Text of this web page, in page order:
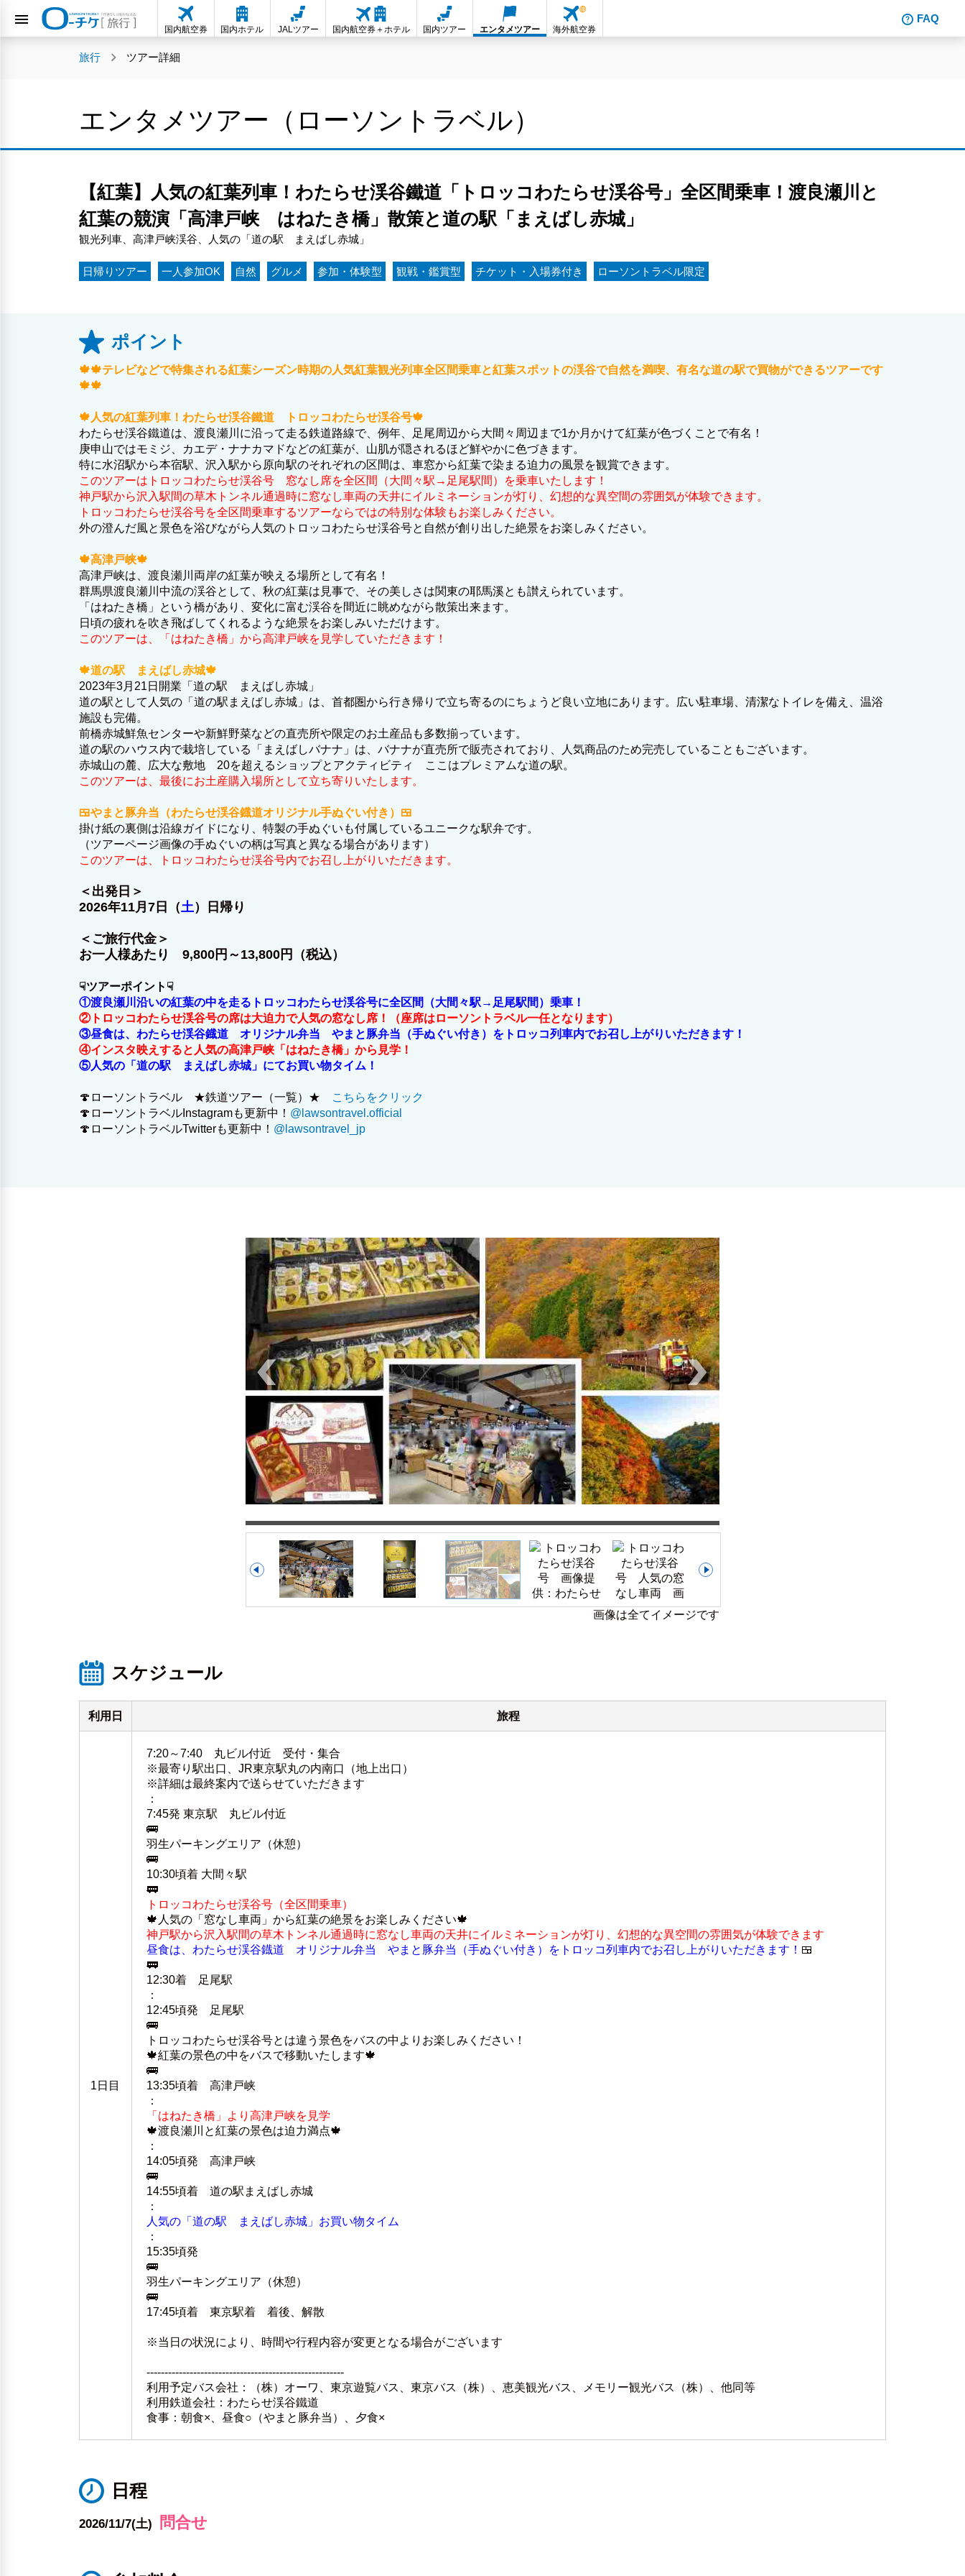
FAQ
国内航空券 国内ホテル JALツアー 国内航空券＋ホテル 国内ツアー エンタメツアー 海外航空券
旅行 ツアー詳細
エンタメツアー（ローソントラベル）
【紅葉】人気の紅葉列車！わたらせ渓谷鐵道「トロッコわたらせ渓谷号」全区間乗車！渡良瀬川と
紅葉の競演「高津戸峡 はねたき橋」散策と道の駅「まえばし赤城」
観光列車、高津戸峡渓谷、人気の「道の駅 まえばし赤城」
日帰りツアー 一人参加OK 自然 グルメ 参加・体験型 観戦・鑑賞型 チケット・入場券付き ローソントラベル限定
ポイント
🍁🍁テレビなどで特集される紅葉シーズン時期の人気紅葉観光列車全区間乗車と紅葉スポットの渓谷で自然を満喫、有名な道の駅で買物ができるツアーです
🍁🍁
🍁人気の紅葉列車！わたらせ渓谷鐵道 トロッコわたらせ渓谷号🍁
わたらせ渓谷鐵道は、渡良瀬川に沿って走る鉄道路線で、例年、足尾周辺から大間々周辺まで1か月かけて紅葉が色づくことで有名！
庚申山ではモミジ、カエデ・ナナカマドなどの紅葉が、山肌が隠されるほど鮮やかに色づきます。
特に水沼駅から本宿駅、沢入駅から原向駅のそれぞれの区間は、車窓から紅葉で染まる迫力の風景を観賞できます。
このツアーはトロッコわたらせ渓谷号 窓なし席を全区間（大間々駅→足尾駅間）を乗車いたします！
神戸駅から沢入駅間の草木トンネル通過時に窓なし車両の天井にイルミネーションが灯り、幻想的な異空間の雰囲気が体験できます。
トロッコわたらせ渓谷号を全区間乗車するツアーならではの特別な体験もお楽しみください。
外の澄んだ風と景色を浴びながら人気のトロッコわたらせ渓谷号と自然が創り出した絶景をお楽しみください。
🍁高津戸峡🍁
高津戸峡は、渡良瀬川両岸の紅葉が映える場所として有名！
群馬県渡良瀬川中流の渓谷として、秋の紅葉は見事で、その美しさは関東の耶馬溪とも讃えられています。
「はねたき橋」という橋があり、変化に富む渓谷を間近に眺めながら散策出来ます。
日頃の疲れを吹き飛ばしてくれるような絶景をお楽しみいただけます。
このツアーは、「はねたき橋」から高津戸峡を見学していただきます！
🍁道の駅 まえばし赤城🍁
2023年3月21日開業「道の駅 まえばし赤城」
道の駅として人気の「道の駅まえばし赤城」は、首都圏から行き帰りで立ち寄るのにちょうど良い立地にあります。広い駐車場、清潔なトイレを備え、温浴
施設も完備。
前橋赤城鮮魚センターや新鮮野菜などの直売所や限定のお土産品も多数揃っています。
道の駅のハウス内で栽培している「まえばしバナナ」は、バナナが直売所で販売されており、人気商品のため完売していることもございます。
赤城山の麓、広大な敷地 20を超えるショップとアクティビティ ここはプレミアムな道の駅。
このツアーは、最後にお土産購入場所として立ち寄りいたします。
🍱やまと豚弁当（わたらせ渓谷鐡道オリジナル手ぬぐい付き）🍱
掛け紙の裏側は沿線ガイドになり、特製の手ぬぐいも付属しているユニークな駅弁です。
（ツアーページ画像の手ぬぐいの柄は写真と異なる場合があります）
このツアーは、トロッコわたらせ渓谷号内でお召し上がりいただきます。
＜出発日＞
2026年11月7日（土）日帰り
＜ご旅行代金＞
お一人様あたり 9,800円～13,800円（税込）
☟ツアーポイント☟
①渡良瀬川沿いの紅葉の中を走るトロッコわたらせ渓谷号に全区間（大間々駅→足尾駅間）乗車！
②トロッコわたらせ渓谷号の席は大迫力で人気の窓なし席！（座席はローソントラベル一任となります）
③昼食は、わたらせ渓谷鐡道 オリジナル弁当 やまと豚弁当（手ぬぐい付き）をトロッコ列車内でお召し上がりいただきます！
④インスタ映えすると人気の高津戸峡「はねたき橋」から見学！
⑤人気の「道の駅 まえばし赤城」にてお買い物タイム！
🍄ローソントラベル ★鉄道ツアー（一覧）★
こちらをクリック
🍄ローソントラベルInstagramも更新中！ @lawsontravel.official
🍄ローソントラベルTwitterも更新中！ @lawsontravel_jp
画像は全てイメージです
スケジュール
利用日 旅程
1日目
7:20～7:40 丸ビル付近 受付・集合
※最寄り駅出口、JR東京駅丸の内南口（地上出口）
※詳細は最終案内で送らせていただきます
：
7:45発 東京駅 丸ビル付近
🚌
羽生パーキングエリア（休憩）
🚌
10:30頃着 大間々駅
🚃
トロッコわたらせ渓谷号（全区間乗車）
🍁人気の「窓なし車両」から紅葉の絶景をお楽しみください🍁
神戸駅から沢入駅間の草木トンネル通過時に窓なし車両の天井にイルミネーションが灯り、幻想的な異空間の雰囲気が体験できます
昼食は、わたらせ渓谷鐡道 オリジナル弁当 やまと豚弁当（手ぬぐい付き）をトロッコ列車内でお召し上がりいただきます！ 🍱
🚃
12:30着 足尾駅
：
12:45頃発 足尾駅
🚌
トロッコわたらせ渓谷号とは違う景色をバスの中よりお楽しみください！
🍁紅葉の景色の中をバスで移動いたします🍁
🚌
13:35頃着 高津戸峡
：
「はねたき橋」より高津戸峡を見学
🍁渡良瀬川と紅葉の景色は迫力満点🍁
：
14:05頃発 高津戸峡
🚌
14:55頃着 道の駅まえばし赤城
：
人気の「道の駅 まえばし赤城」お買い物タイム
：
15:35頃発
🚌
羽生パーキングエリア（休憩）
🚌
17:45頃着 東京駅着 着後、解散
※当日の状況により、時間や行程内容が変更となる場合がございます
-------------------------------------------------------
利用予定バス会社：（株）オーワ、東京遊覧バス、東京バス（株）、恵美観光バス、メモリー観光バス（株）、他同等
利用鉄道会社：わたらせ渓谷鐵道
食事：朝食×、昼食○（やまと豚弁当）、夕食×
日程
2026/11/7(土) 問合せ